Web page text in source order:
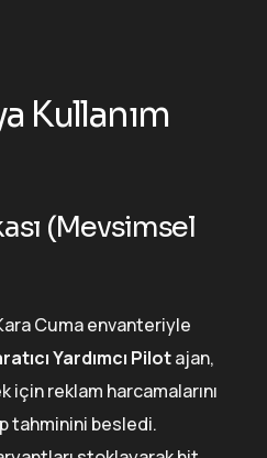
Kullanım
(Mevsimsel
Cuma envanteriyle
Yardımcı Pilotajan,
reklam harcamalarını
tahminini besledi.